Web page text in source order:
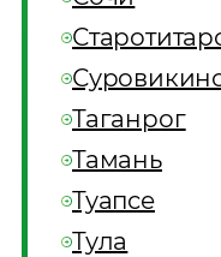
Таганрог
Тамань
Туапсе
Тула